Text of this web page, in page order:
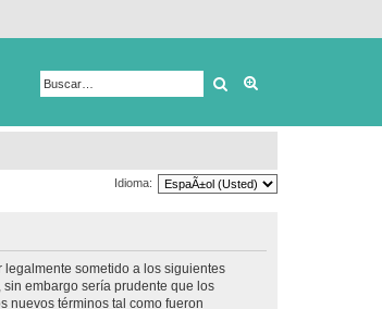
Buscar
Idioma:
legalmente sometido a los siguientes
embargo sería prudente que los
nuevos términos tal como fueron